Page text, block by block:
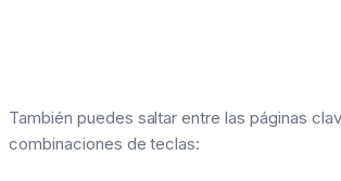
También puedes saltar entre las páginas
combinaciones de teclas: